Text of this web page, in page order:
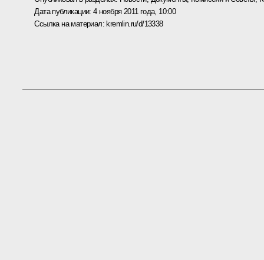
Дата публикации:4 ноября 2011 года, 10:00
Ссылка на материал: kremlin.ru/d/13338